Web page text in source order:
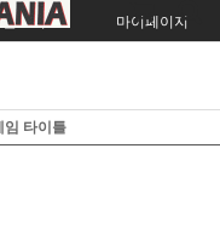
조회 마이페이지
임 타이틀